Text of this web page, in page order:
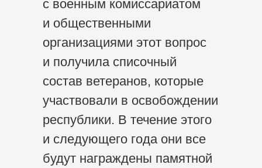
с военным комиссариатом
и общественными
организациями этот вопрос
и получила списочный
состав ветеранов, которые
участвовали в освобождении
республики. В течение этого
и следующего года они все
будут награждены памятной